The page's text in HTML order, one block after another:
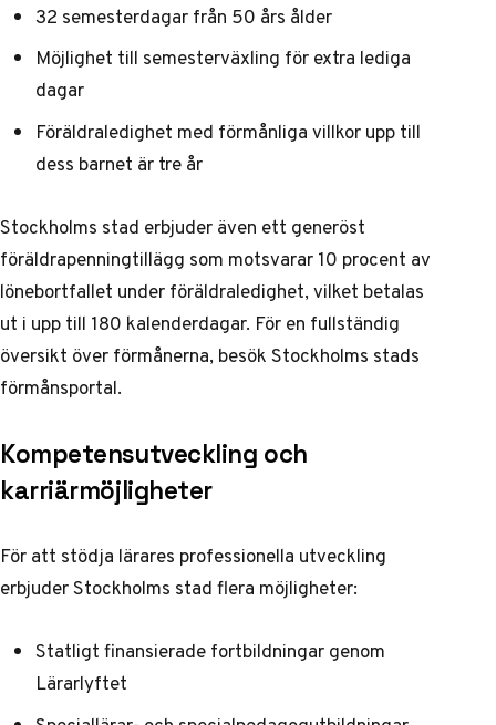
32 semesterdagar från 50 års ålder
Möjlighet till semesterväxling för extra lediga
dagar
Föräldraledighet med förmånliga villkor upp till
dess barnet är tre år
Stockholms stad erbjuder även ett generöst
föräldrapenningtillägg som motsvarar 10 procent av
lönebortfallet under föräldraledighet, vilket betalas
ut i upp till 180 kalenderdagar. För en fullständig
översikt över förmånerna, besökStockholms stads
förmånsportal.
Kompetensutveckling och
karriärmöjligheter
För att stödja lärares professionella utveckling
erbjuder Stockholms stad flera möjligheter:
Statligt finansierade fortbildningar genom
Lärarlyftet